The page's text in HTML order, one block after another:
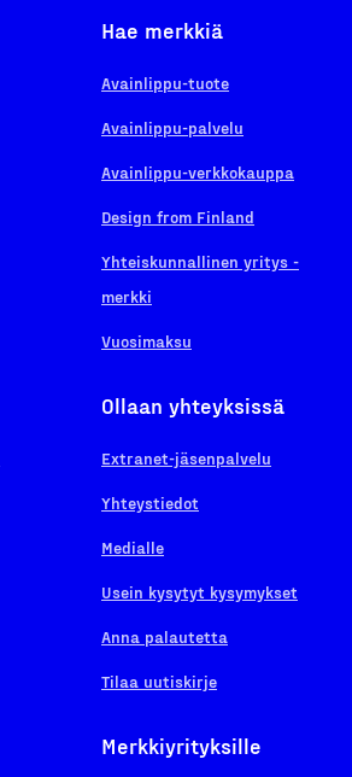
Hae merkkiä
Avainlippu-tuote
Avainlippu-palvelu
Avainlippu-verkkokauppa
Design from Finland
Yhteiskunnallinen yritys -
merkki
Vuosimaksu
Ollaan yhteyksissä
Extranet-jäsenpalvelu
Yhteystiedot
Medialle
Usein kysytyt kysymykset
Anna palautetta
Tilaa uutiskirje
Merkkiyrityksille